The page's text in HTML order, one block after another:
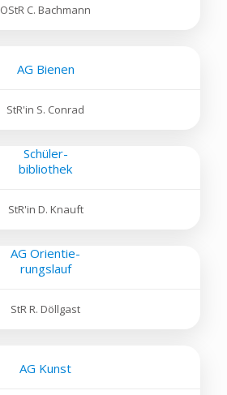
OStR C. Bachmann
AG Bienen
StR'in S. Conrad
Schüler-
bibliothek
StR'in D. Knauft
AG Orientie-
rungslauf
StR R. Döllgast
AG Kunst